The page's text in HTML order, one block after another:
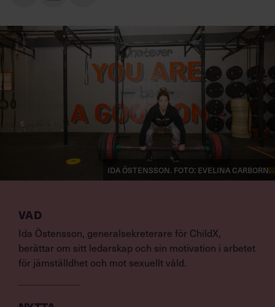
VAD
Ida Östensson, generalsekreterare för ChildX,
berättar om sitt ledarskap och sin motivation i arbetet
för jämställdhet och mot sexuellt våld.
Ida Östensson. Foto: Evelina Carborn.